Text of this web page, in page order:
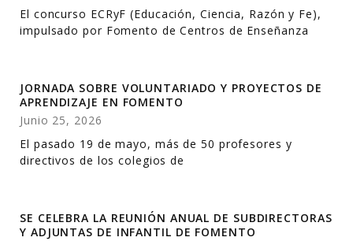
El concurso ECRyF (Educación, Ciencia, Razón y Fe),
impulsado por Fomento de Centros de Enseñanza
JORNADA SOBRE VOLUNTARIADO Y PROYECTOS DE
APRENDIZAJE EN FOMENTO
Junio 25, 2026
El pasado 19 de mayo, más de 50 profesores y
directivos de los colegios de
SE CELEBRA LA REUNIÓN ANUAL DE SUBDIRECTORAS
Y ADJUNTAS DE INFANTIL DE FOMENTO